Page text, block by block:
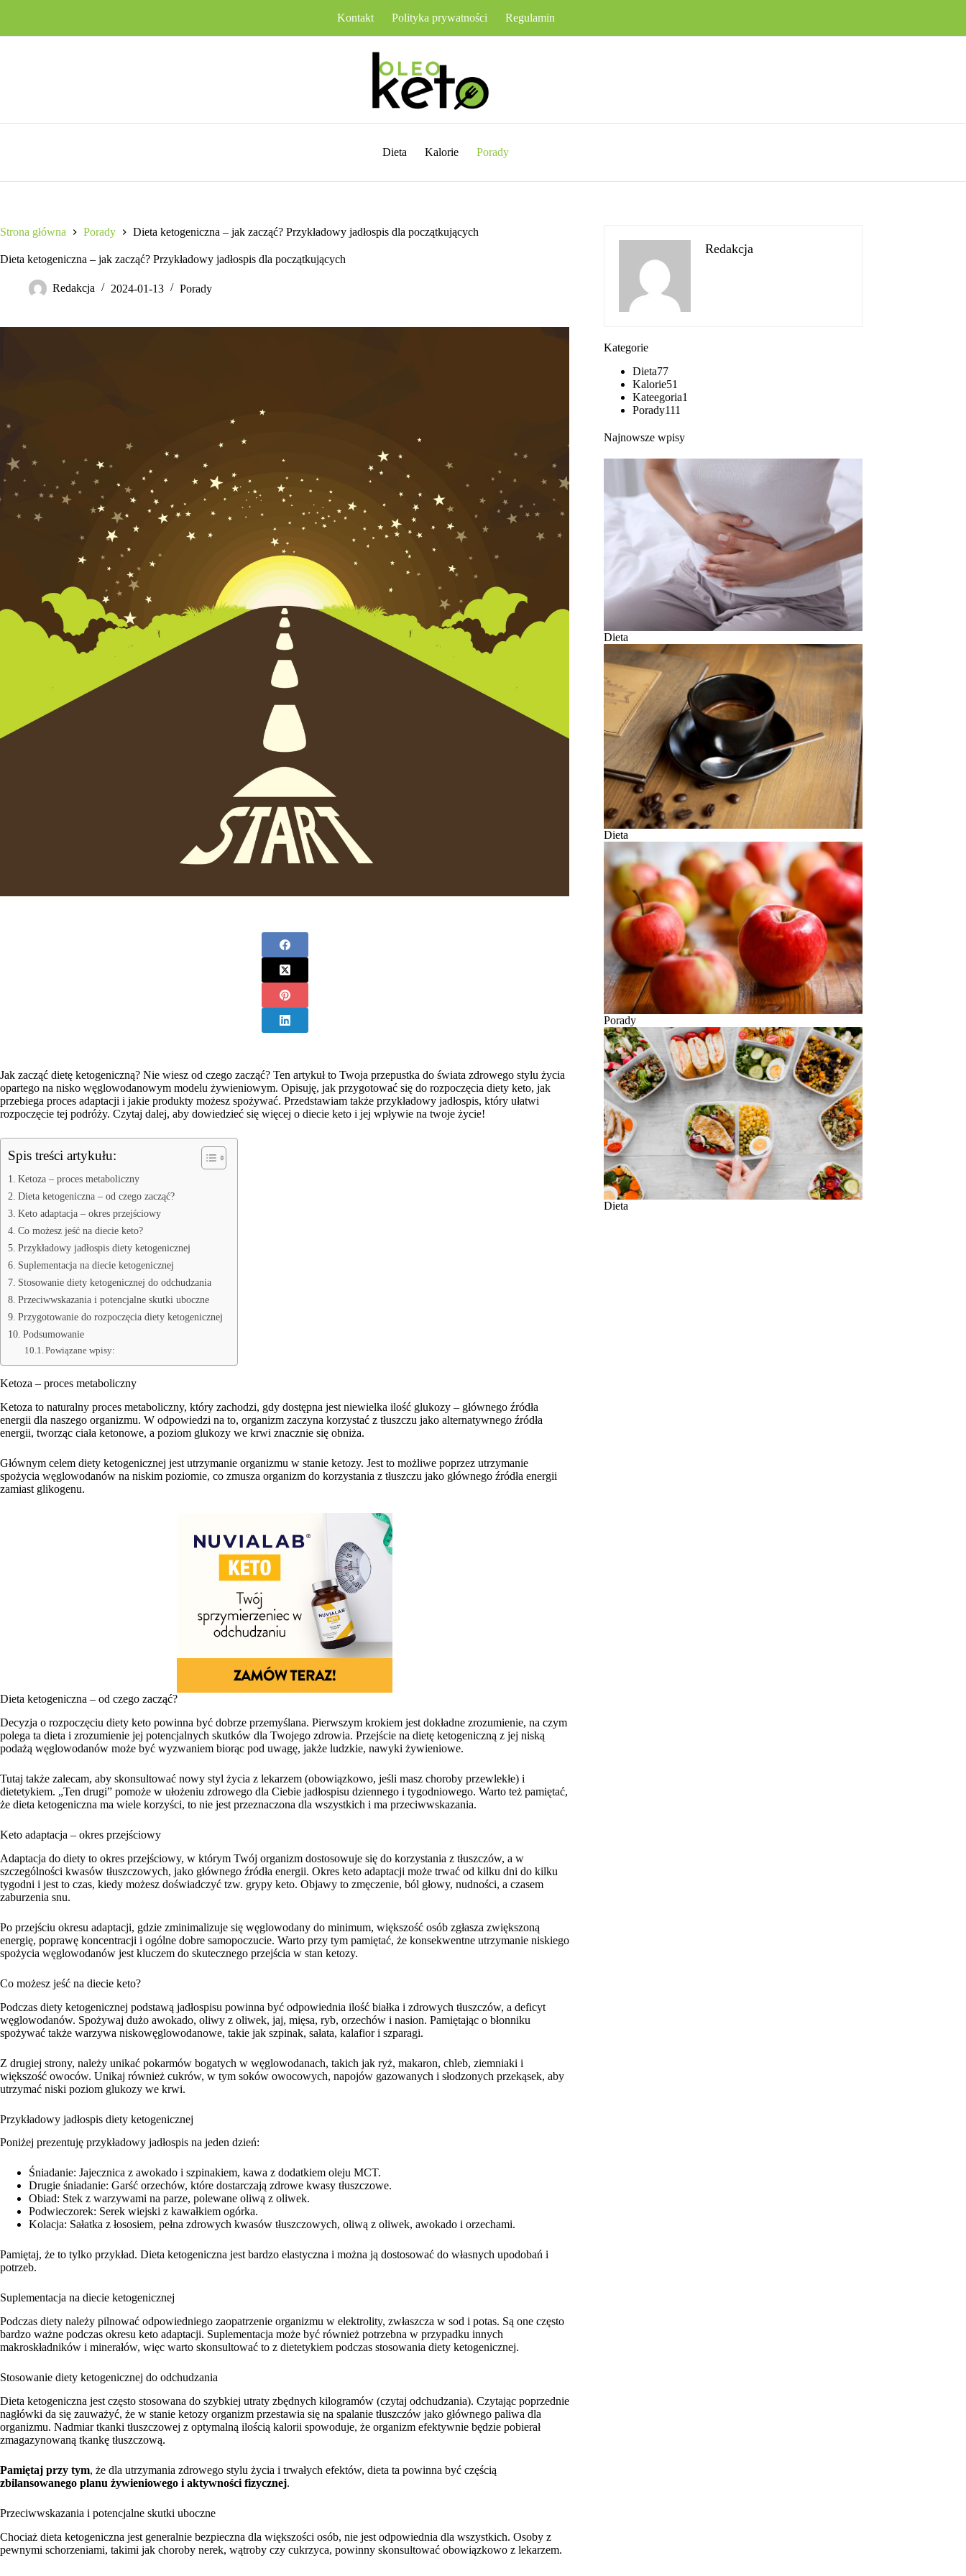
Kontakt Polityka prywatności Regulamin
Dieta Kalorie Porady
Strona główna Porady Dieta ketogeniczna – jak zacząć? Przykładowy jadłospis dla początkujących
Dieta ketogeniczna – jak zacząć? Przykładowy jadłospis dla początkujących
Redakcja 2024-01-13 Porady
Jak zacząć dietę ketogeniczną? Nie wiesz od czego zacząć? Ten artykuł to Twoja przepustka do świata zdrowego stylu życia
opartego na nisko węglowodanowym modelu żywieniowym. Opisuję, jak przygotować się do rozpoczęcia diety keto, jak
przebiega proces adaptacji i jakie produkty możesz spożywać. Przedstawiam także przykładowy jadłospis, który ułatwi
rozpoczęcie tej podróży. Czytaj dalej, aby dowiedzieć się więcej o diecie keto i jej wpływie na twoje życie!
Spis treści artykułu:
Ketoza – proces metaboliczny
Dieta ketogeniczna – od czego zacząć?
Keto adaptacja – okres przejściowy
Co możesz jeść na diecie keto?
Przykładowy jadłospis diety ketogenicznej
Suplementacja na diecie ketogenicznej
Stosowanie diety ketogenicznej do odchudzania
Przeciwwskazania i potencjalne skutki uboczne
Przygotowanie do rozpoczęcia diety ketogenicznej
Podsumowanie
Powiązane wpisy:
Ketoza – proces metaboliczny
Ketoza to naturalny proces metaboliczny, który zachodzi, gdy dostępna jest niewielka ilość glukozy – głównego źródła
energii dla naszego organizmu. W odpowiedzi na to, organizm zaczyna korzystać z tłuszczu jako alternatywnego źródła
energii, tworząc ciała ketonowe, a poziom glukozy we krwi znacznie się obniża.
Głównym celem diety ketogenicznej jest utrzymanie organizmu w stanie ketozy. Jest to możliwe poprzez utrzymanie
spożycia węglowodanów na niskim poziomie, co zmusza organizm do korzystania z tłuszczu jako głównego źródła energii
zamiast glikogenu.
Dieta ketogeniczna – od czego zacząć?
Decyzja o rozpoczęciu diety keto powinna być dobrze przemyślana. Pierwszym krokiem jest dokładne zrozumienie, na czym
polega ta dieta i zrozumienie jej potencjalnych skutków dla Twojego zdrowia. Przejście na dietę ketogeniczną z jej niską
podażą węglowodanów może być wyzwaniem biorąc pod uwagę, jakże ludzkie, nawyki żywieniowe.
Tutaj także zalecam, aby skonsultować nowy styl życia z lekarzem (obowiązkowo, jeśli masz choroby przewlekłe) i
dietetykiem. „Ten drugi” pomoże w ułożeniu zdrowego dla Ciebie jadłospisu dziennego i tygodniowego. Warto też pamiętać,
że dieta ketogeniczna ma wiele korzyści, to nie jest przeznaczona dla wszystkich i ma przeciwwskazania.
Keto adaptacja – okres przejściowy
Adaptacja do diety to okres przejściowy, w którym Twój organizm dostosowuje się do korzystania z tłuszczów, a w
szczególności kwasów tłuszczowych, jako głównego źródła energii. Okres keto adaptacji może trwać od kilku dni do kilku
tygodni i jest to czas, kiedy możesz doświadczyć tzw. grypy keto. Objawy to zmęczenie, ból głowy, nudności, a czasem
zaburzenia snu.
Po przejściu okresu adaptacji, gdzie zminimalizuje się węglowodany do minimum, większość osób zgłasza zwiększoną
energię, poprawę koncentracji i ogólne dobre samopoczucie. Warto przy tym pamiętać, że konsekwentne utrzymanie niskiego
spożycia węglowodanów jest kluczem do skutecznego przejścia w stan ketozy.
Co możesz jeść na diecie keto?
Podczas diety ketogenicznej podstawą jadłospisu powinna być odpowiednia ilość białka i zdrowych tłuszczów, a deficyt
węglowodanów. Spożywaj dużo awokado, oliwy z oliwek, jaj, mięsa, ryb, orzechów i nasion. Pamiętając o błonniku
spożywać także warzywa niskowęglowodanowe, takie jak szpinak, sałata, kalafior i szparagi.
Z drugiej strony, należy unikać pokarmów bogatych w węglowodanach, takich jak ryż, makaron, chleb, ziemniaki i
większość owoców. Unikaj również cukrów, w tym soków owocowych, napojów gazowanych i słodzonych przekąsek, aby
utrzymać niski poziom glukozy we krwi.
Przykładowy jadłospis diety ketogenicznej
Poniżej prezentuję przykładowy jadłospis na jeden dzień:
Śniadanie: Jajecznica z awokado i szpinakiem, kawa z dodatkiem oleju MCT.
Drugie śniadanie: Garść orzechów, które dostarczają zdrowe kwasy tłuszczowe.
Obiad: Stek z warzywami na parze, polewane oliwą z oliwek.
Podwieczorek: Serek wiejski z kawałkiem ogórka.
Kolacja: Sałatka z łososiem, pełna zdrowych kwasów tłuszczowych, oliwą z oliwek, awokado i orzechami.
Pamiętaj, że to tylko przykład. Dieta ketogeniczna jest bardzo elastyczna i można ją dostosować do własnych upodobań i
potrzeb.
Suplementacja na diecie ketogenicznej
Podczas diety należy pilnować odpowiedniego zaopatrzenie organizmu w elektrolity, zwłaszcza w sod i potas. Są one często
bardzo ważne podczas okresu keto adaptacji. Suplementacja może być również potrzebna w przypadku innych
makroskładników i minerałów, więc warto skonsultować to z dietetykiem podczas stosowania diety ketogenicznej.
Stosowanie diety ketogenicznej do odchudzania
Dieta ketogeniczna jest często stosowana do szybkiej utraty zbędnych kilogramów (czytaj odchudzania). Czytając poprzednie
nagłówki da się zauważyć, że w stanie ketozy organizm przestawia się na spalanie tłuszczów jako głównego paliwa dla
organizmu. Nadmiar tkanki tłuszczowej z optymalną ilością kalorii spowoduje, że organizm efektywnie będzie pobierał
zmagazynowaną tkankę tłuszczową.
Pamiętaj przy tym, że dla utrzymania zdrowego stylu życia i trwałych efektów, dieta ta powinna być częścią
zbilansowanego planu żywieniowego i aktywności fizycznej.
Przeciwwskazania i potencjalne skutki uboczne
Chociaż dieta ketogeniczna jest generalnie bezpieczna dla większości osób, nie jest odpowiednia dla wszystkich. Osoby z
pewnymi schorzeniami, takimi jak choroby nerek, wątroby czy cukrzyca, powinny skonsultować obowiązkowo z lekarzem.
Redakcja
Kategorie
Dieta77
Kalorie51
Kateegoria1
Porady111
Najnowsze wpisy
Dieta
Dieta
Porady
Dieta